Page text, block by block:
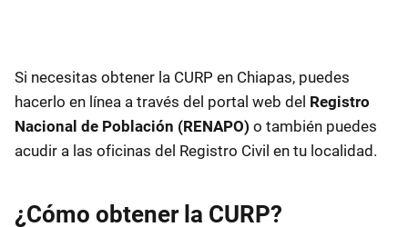
Si necesitas obtener la CURP en Chiapas, puedes
hacerlo en línea a través del portal web del Registro
Nacional de Población (RENAPO) o también puedes
acudir a las oficinas del Registro Civil en tu localidad.
¿Cómo obtener la CURP?